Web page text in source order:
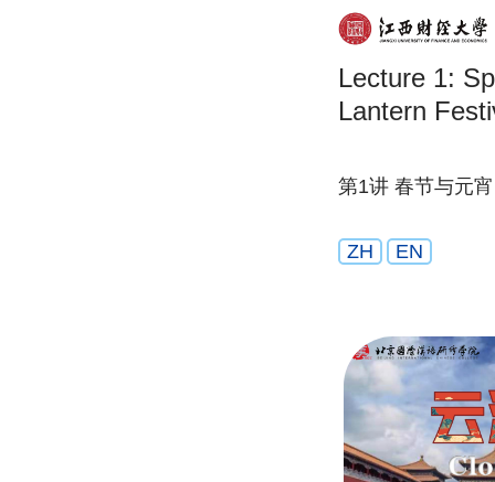
Lecture 1:
Lantern
第1讲 春节与元宵
ZH EN